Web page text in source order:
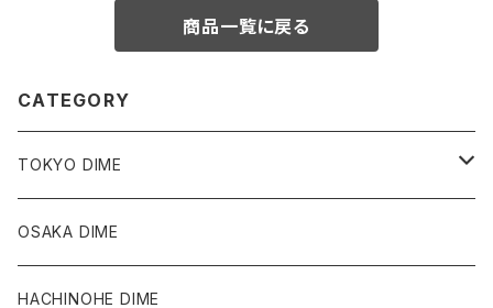
商品一覧に戻る
CATEGORY
TOKYO DIME
Tops
Bottoms
OSAKA DIME
HACHINOHE DIME